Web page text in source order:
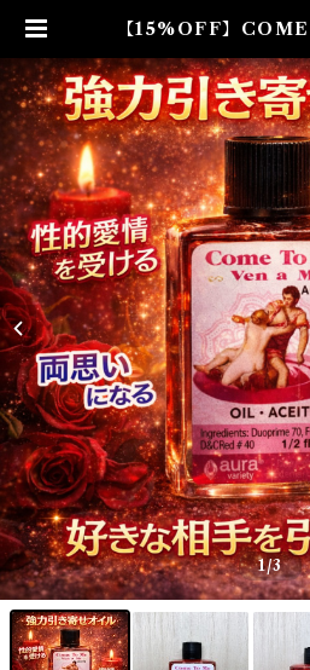
【15%OFF】
イル | Airies
ミスティカル マダム
水・本格白
1/3